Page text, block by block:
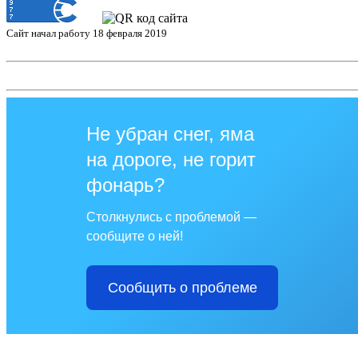
Сайт начал работу 18 февраля 2019
Не убран снег, яма
на дороге, не горит
фонарь?
Столкнулись с проблемой —
сообщите о ней!
Сообщить о проблеме